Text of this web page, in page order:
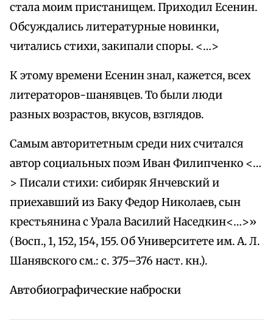
стала моим пристанищем. Приходил Есенин.
Обсуждались литературные новинки,
читались стихи, закипали споры. <…>
К этому времени Есенин знал, кажется, всех
литераторов-шанявцев. То были люди
разных возрастов, вкусов, взглядов.
Самым авторитетным среди них считался
автор социальных поэм Иван Филипченко <…
> Писали стихи: сибиряк Янчевский и
приехавший из Баку Федор Николаев, сын
крестьянина с Урала Василий Наседкин<…>»
(Восп., 1, 152, 154, 155. Об Университете им. А. Л.
Шанявского см.: с. 375–376 наст. кн.).
Автобиографические наброски